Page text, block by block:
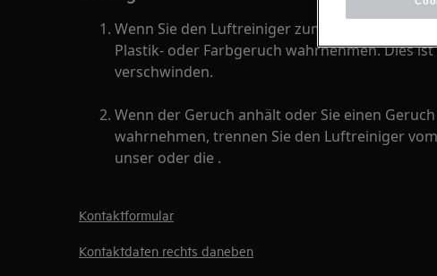
Wenn Sie den Luftreiniger zum ersten Mal
Plastik- oder Farbgeruch wahrnehmen. Dies
verschwinden.
Wenn der Geruch anhält oder Sie einen
wahrnehmen, trennen Sie den Luftreiniger
unser oder die .
Kontaktformular
Kontaktdaten rechts daneben